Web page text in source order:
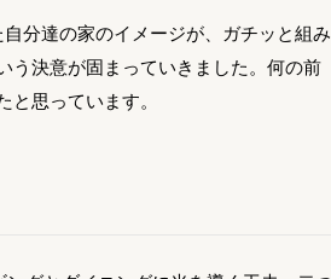
分達の家のイメージが、ガチッと組み
う決意が固まっていきました。何の前
思っています。